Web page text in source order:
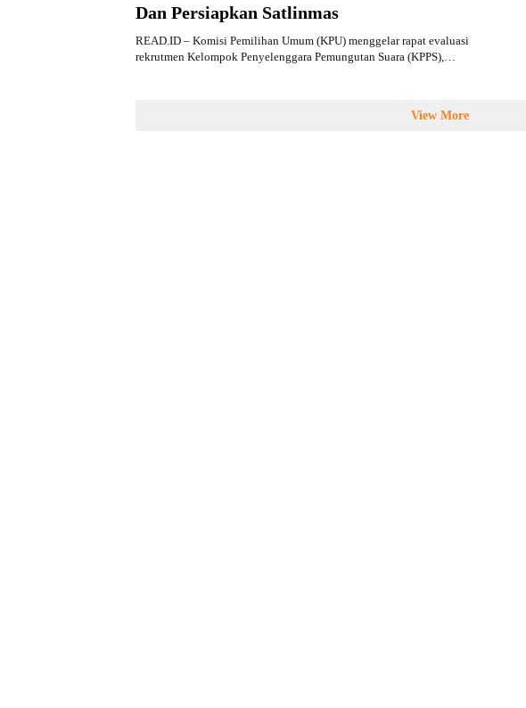
Dan Persiapkan Satlinmas
READ.ID – Komisi Pemilihan Umum (KPU) menggelar rapat evaluasi
rekrutmen Kelompok Penyelenggara Pemungutan Suara (KPPS),…
View More